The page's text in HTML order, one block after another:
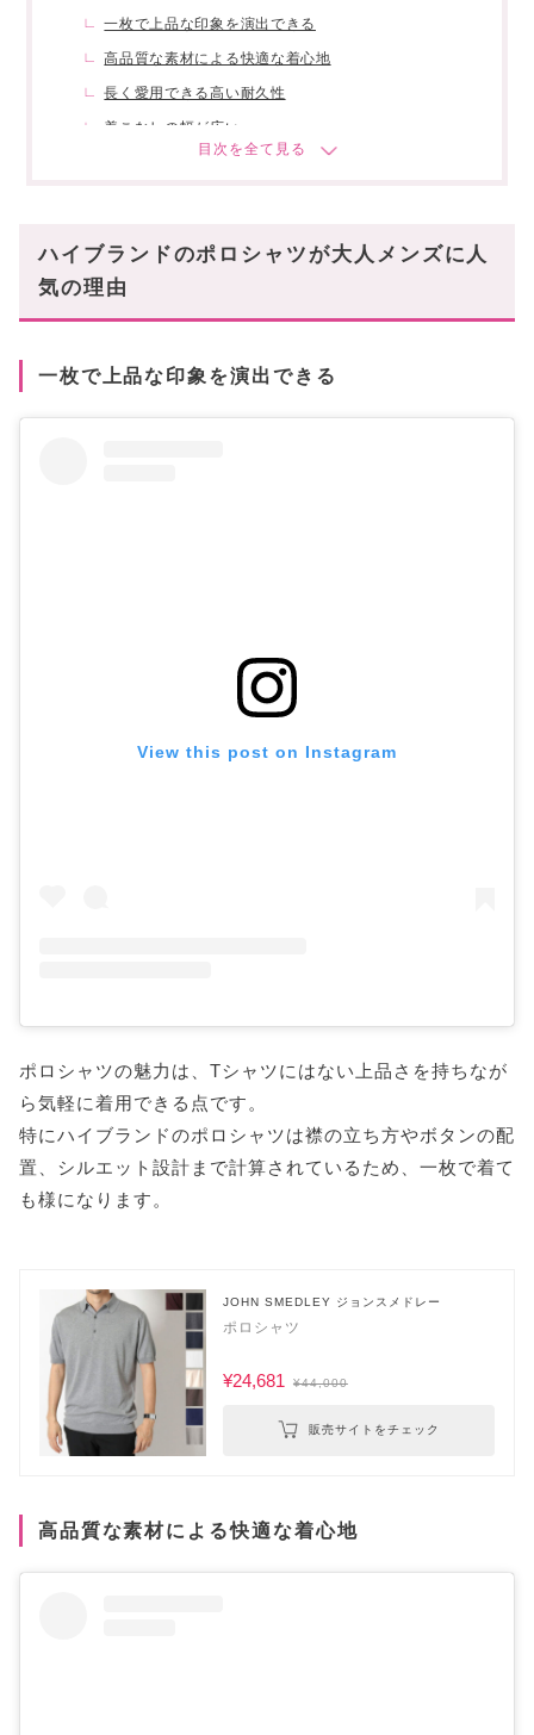
一枚で上品な印象を演出できる
高品質な素材による快適な着心地
長く愛用できる高い耐久性
着こなしの幅が広い
ロゴの主張で選ぶ
選
MONCLER(モンクレール)半袖ポロシャツ
STONE ISLAND(ストーンアイランド)ポロシャツ
ハイブランドポロシャツで大人の夏スタイルを格
ハイブランドのポロシャツが大人メンズに人
気の理由
一枚で上品な印象を演出できる
View this post on Instagram
ポロシャツの魅力は、Tシャツにはない上品さを持ちなが
ら気軽に着用できる点です。
特にハイブランドのポロシャツは襟の立ち方やボタンの配
置、シルエット設計まで計算されているため、一枚で着て
も様になります。
JOHN SMEDLEY ジョンスメドレー
ポロシャツ
¥24,681 ¥44,000
販売サイトをチェック
高品質な素材による快適な着心地